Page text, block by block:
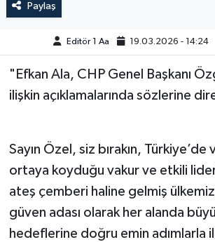
Paylaş
Editör 1 Aa 19.03.2026 - 14:24
"Efkan Ala, CHP Genel Başkanı
ilişkin açıklamalarında sözlerine
Sayın Özel, siz bırakın, Türkiye’de
ortaya koyduğu vakur ve etkili
ateş çemberi haline gelmiş
güven adası olarak her alanda
hedeflerine doğru emin adımlarla